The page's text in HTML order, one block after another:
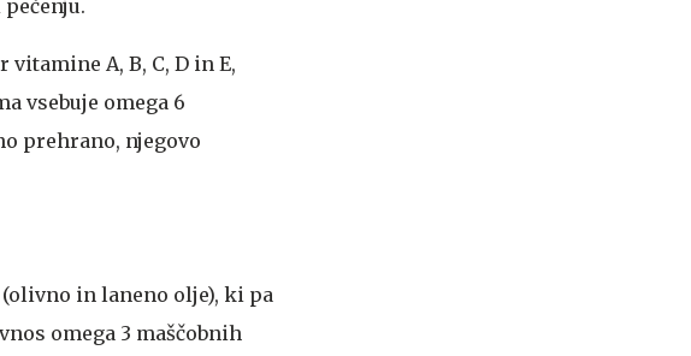
A, B, C, D in E,
vsebuje omega 6
prehrano, njegovo
in laneno olje), ki pa
omega 3 maščobnih